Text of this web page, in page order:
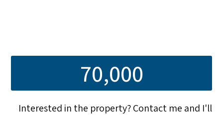
70,000
Interested in the property? Contact me and I'll